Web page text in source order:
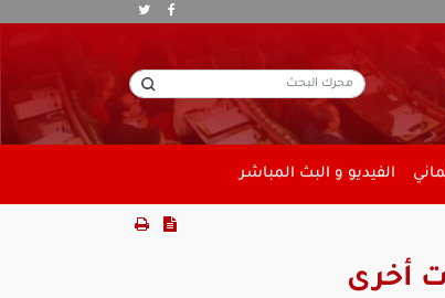
الفيديو و البث المباشر
أخرى